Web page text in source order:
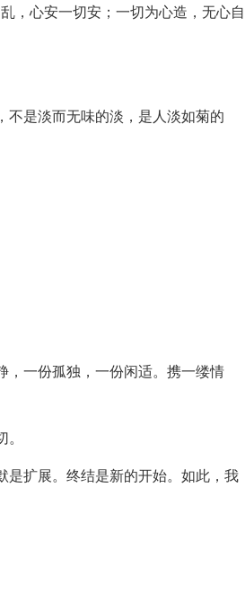
，心安一切安；一切为心造，无心自
是淡而无味的淡，是人淡如菊的
，一份孤独，一份闲适。携一缕情
是扩展。终结是新的开始。如此，我